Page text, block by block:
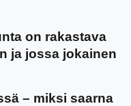
on rakastava
ja jossa jokainen
– miksi saarna